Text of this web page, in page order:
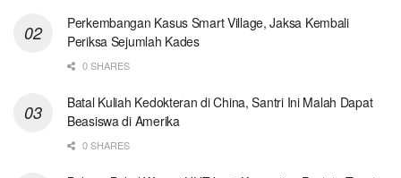
Perkembangan Kasus Smart Village, Jaksa Kembali
Periksa Sejumlah Kades
0 SHARES
Batal Kuliah Kedokteran di China, Santri Ini Malah Dapat
Beasiswa di Amerika
0 SHARES